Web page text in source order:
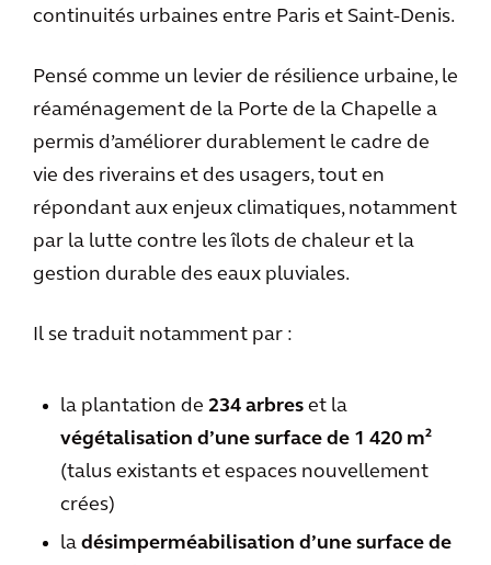
continuités urbaines entre Paris et Saint-Denis.
Pensé comme un levier de résilience urbaine, le
réaménagement de la Porte de la Chapelle a
permis d’améliorer durablement le cadre de
vie des riverains et des usagers, tout en
répondant aux enjeux climatiques, notamment
par la lutte contre les îlots de chaleur et la
gestion durable des eaux pluviales.
Il se traduit notamment par :
la plantation de 234 arbres et la
végétalisation d’une surface de 1 420 m²
(talus existants et espaces nouvellement
crées)
la désimperméabilisation d’une surface de